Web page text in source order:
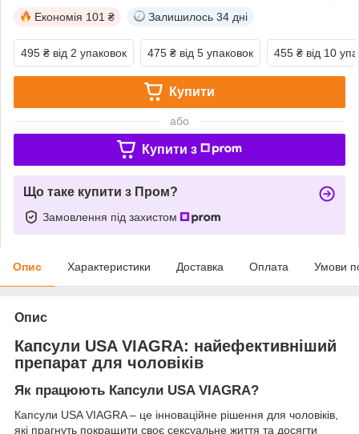
Економія 101 ₴ Залишилось 34 дні
495 ₴ від 2 упаковок 475 ₴ від 5 упаковок 455 ₴ від 10
Купити
або
Купити з
Що таке купити з Пром?
Замовлення під захистом
Опис Характеристики Доставка Оплата Умови
Опис
Капсули USA VIAGRA: найефективніший
препарат для чоловіків
Як працюють Капсули USA VIAGRA?
Капсули USA VIAGRA – це інноваційне рішення для чоловіків,
які прагнуть покращити своє сексуальне життя та досягти